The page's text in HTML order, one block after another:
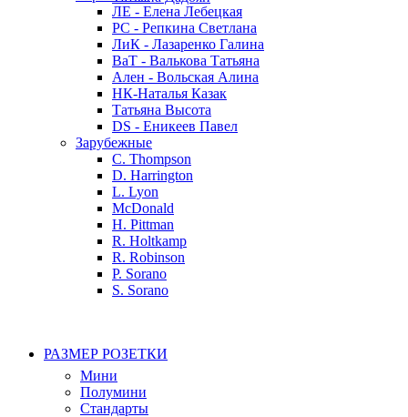
ЛЕ - Елена Лебецкая
РС - Репкина Светлана
ЛиК - Лазаренко Галина
ВаТ - Валькова Татьяна
Ален - Вольская Алина
НК-Наталья Казак
Татьяна Высота
DS - Еникеев Павел
Зарубежные
C. Thompson
D. Harrington
L. Lyon
McDonald
H. Pittman
R. Holtkamp
R. Robinson
P. Sorano
S. Sorano
РАЗМЕР РОЗЕТКИ
Мини
Полумини
Стандарты